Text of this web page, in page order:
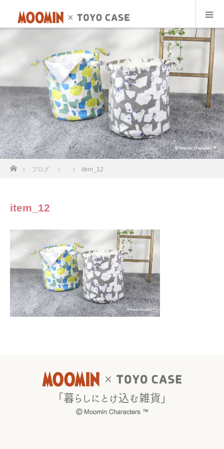
ブログ item_12
item_12